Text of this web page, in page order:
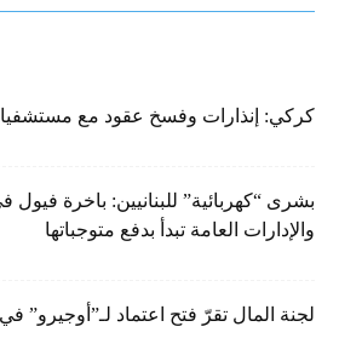
كركي: إنذارات وفسخ عقود مع
بشرى “كهربائية” للبنانيين: باخرة فيول
والإدارات العامة تبدأ بدفع متوجباتها
لجنة المال تقرّ فتح اعتماد لـ”أوجيرو” في